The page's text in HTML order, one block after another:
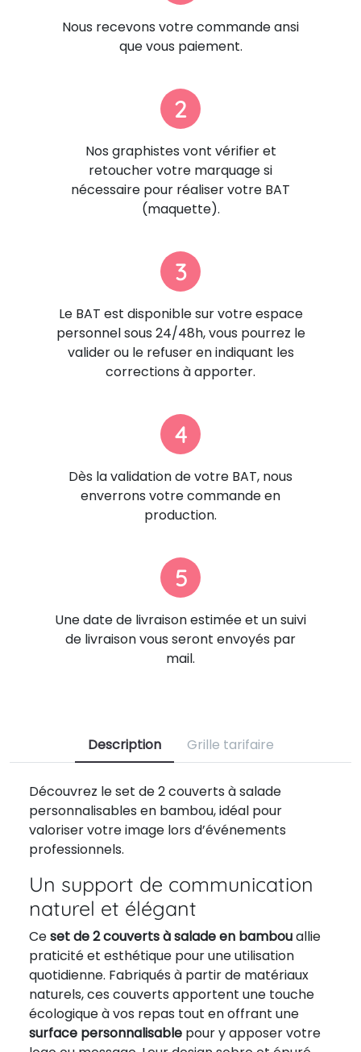
Nous recevons votre commande ansi
que vous paiement.
2
Nos graphistes vont vérifier et
retoucher votre marquage si
nécessaire pour réaliser votre BAT
(maquette).
3
Le BAT est disponible sur votre espace
personnel sous 24/48h, vous pourrez le
valider ou le refuser en indiquant les
corrections à apporter.
4
Dès la validation de votre BAT, nous
enverrons votre commande en
production.
5
Une date de livraison estimée et un suivi
de livraison vous seront envoyés par
mail.
Description Grille tarifaire
Découvrez le set de 2 couverts à salade
personnalisables en bambou, idéal pour
valoriser votre image lors d’événements
professionnels.
Un support de communication
naturel et élégant
Ceset de 2 couverts à salade en bambouallie
praticité et esthétique pour une utilisation
quotidienne. Fabriqués à partir de matériaux
naturels, ces couverts apportent une touche
écologique à vos repas tout en offrant une
surface personnalisable pour y apposer votre